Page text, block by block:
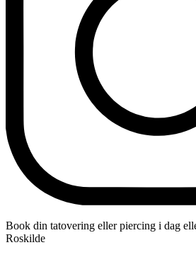
Book din tatovering eller piercing i dag
Roskilde